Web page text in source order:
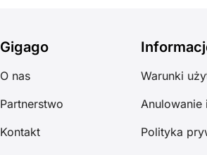
Gigago
O nas
Partnerstwo
Kontakt
Warunki
Polityka